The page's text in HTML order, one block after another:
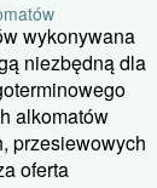
wykonywana
niezbędną dla
alkomatów
przesiewowych
oferta